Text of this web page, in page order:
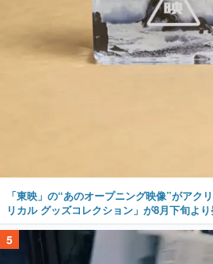
「東映」の“あのオープニング映像”がアク
リカル グッズコレクション」が8月下旬よ
5